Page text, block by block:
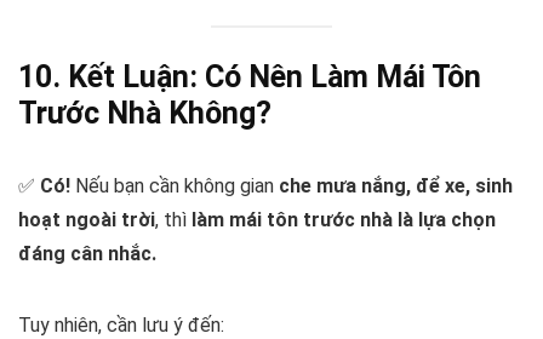
10. Kết Luận: Có Nên Làm Mái Tôn
Trước Nhà Không?
✅ Có! Nếu bạn cần không gian che mưa nắng, để xe, sinh
hoạt ngoài trời, thì làm mái tôn trước nhà là lựa chọn
đáng cân nhắc.
Tuy nhiên, cần lưu ý đến: